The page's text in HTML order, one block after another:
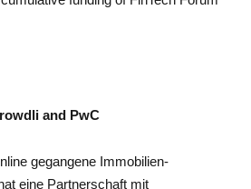
and PwC
gegangene Immobilien-
eine Partnerschaft mit